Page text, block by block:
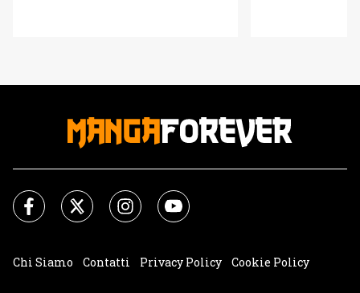
Chi Siamo Contatti Privacy Policy
Cookie Policy